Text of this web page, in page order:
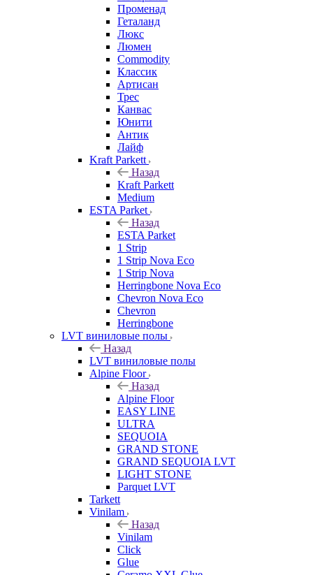
Променад
Геталанд
Люкс
Люмен
Commodity
Классик
Артисан
Трес
Канвас
Юнити
Антик
Лайф
Kraft Parkett
Назад
Kraft Parkett
Medium
ESTA Parket
Назад
ESTA Parket
1 Strip
1 Strip Nova Eco
1 Strip Nova
Herringbone Nova Eco
Chevron Nova Eco
Chevron
Herringbone
LVT виниловые полы
Назад
LVT виниловые полы
Alpine Floor
Назад
Alpine Floor
EASY LINE
ULTRA
SEQUOIA
GRAND STONE
GRAND SEQUOIA LVT
LIGHT STONE
Parquet LVT
Tarkett
Vinilam
Назад
Vinilam
Click
Glue